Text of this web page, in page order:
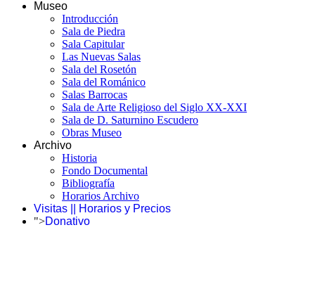
Museo
Introducción
Sala de Piedra
Sala Capitular
Las Nuevas Salas
Sala del Rosetón
Sala del Románico
Salas Barrocas
Sala de Arte Religioso del Siglo XX-XXI
Sala de D. Saturnino Escudero
Obras Museo
Archivo
Historia
Fondo Documental
Bibliografía
Horarios Archivo
Visitas || Horarios y Precios
">Donativo